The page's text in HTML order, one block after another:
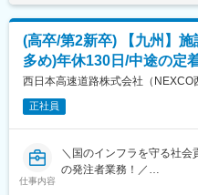
■キャリアプラン
◎ジョブローテーションで
来的には役職者としてのご
■ミッション
西日本エリアの高速道路の
に着手。
今から100年先の豊かな未
(高卒/第2新卒) 【九州】
多め)年休130日/中途の定
西日本高速道路株式会社（NEXCO
正社員
仕事内容
＼国のインフラを守る社
の発注者業務！／